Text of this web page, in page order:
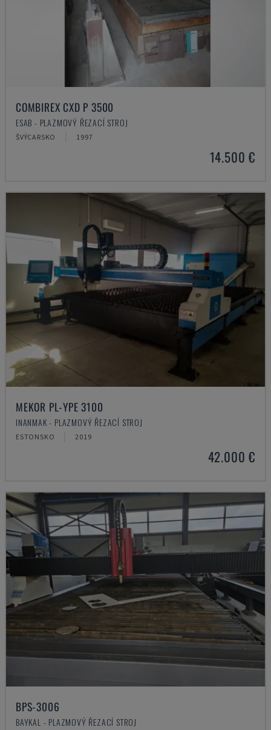
COMBIREX CXD P 3500
ESAB - PLAZMOVÝ ŘEZACÍ STROJ
ŠVÝCARSKO 1997
14.500 €
MEKOR PL-YPE 3100
INANMAK - PLAZMOVÝ ŘEZACÍ STROJ
ESTONSKO 2019
42.000 €
BPS-3006
BAYKAL - PLAZMOVÝ ŘEZACÍ STROJ